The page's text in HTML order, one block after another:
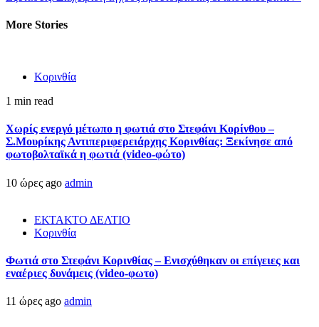
More Stories
Κορινθία
1 min read
Χωρίς ενεργό μέτωπο η φωτιά στο Στεφάνι Κορίνθου –
Σ.Μουρίκης Αντιπεριφερειάρχης Κορινθίας: Ξεκίνησε από
φωτοβολταϊκά η φωτιά (video-φώτο)
10 ώρες ago admin
ΕΚΤΑΚΤΟ ΔΕΛΤΙΟ
Κορινθία
Φωτιά στο Στεφάνι Κορινθίας – Ενισχύθηκαν οι επίγειες και
εναέριες δυνάμεις (video-φωτο)
11 ώρες ago admin